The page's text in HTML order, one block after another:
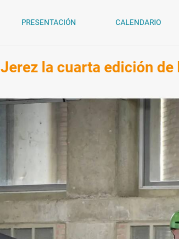
PRESENTACIÓN CALENDARIO
la cuarta edición de